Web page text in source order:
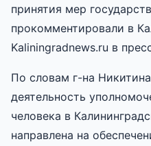
принятия мер
прокомментировали в
Kaliningradnews.ru в
По словам г-на
деятельность
человека в
направлена на